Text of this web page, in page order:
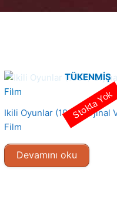
TÜKENMIŞ
Ikili Oyunlar (1989) Orjinal
Film
Devamını oku
Stokta Yok